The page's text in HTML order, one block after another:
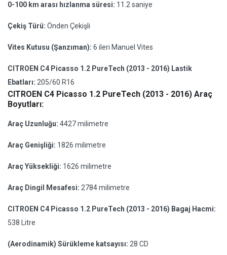
0-100 km arası hızlanma süresi: 11.2 saniye
Çekiş Türü: Önden Çekişli
Vites Kutusu (Şanzıman): 6 ileri Manuel Vites
CITROEN C4 Picasso 1.2 PureTech (2013 - 2016) Lastik
Ebatları: 205/60 R16
CITROEN C4 Picasso 1.2 PureTech (2013 - 2016) Araç
Boyutları:
Araç Uzunluğu: 4427 milimetre
Araç Genişliği: 1826 milimetre
Araç Yüksekliği: 1626 milimetre
Araç Dingil Mesafesi: 2784 milimetre
CITROEN C4 Picasso 1.2 PureTech (2013 - 2016) Bagaj Hacmi:
538 Litre
(Aerodinamik) Sürükleme katsayısı: 28 CD